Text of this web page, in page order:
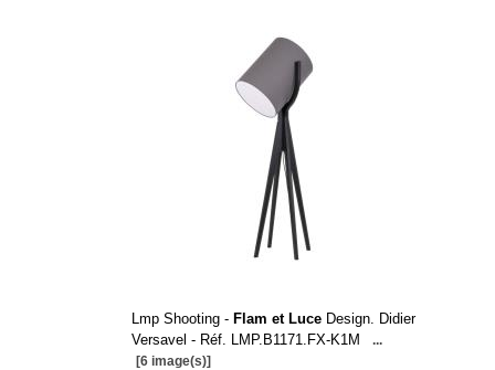
Lmp Shooting - Flam et LuceDesign. Didier
Versavel - Réf. LMP.B1171.FX-K1M
...
[6 image(s)]